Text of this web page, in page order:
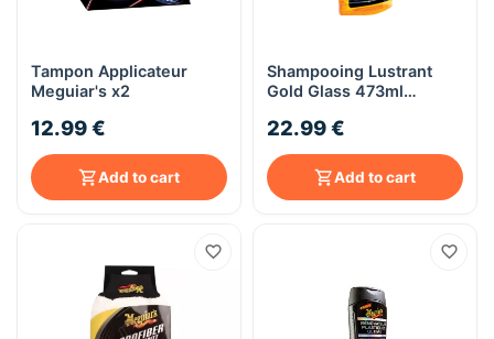
Tampon Applicateur
Meguiar's x2
12.99 €
Add to cart
Shampooing Lustrant
Gold Glass 473ml
22.99 €
Add to cart